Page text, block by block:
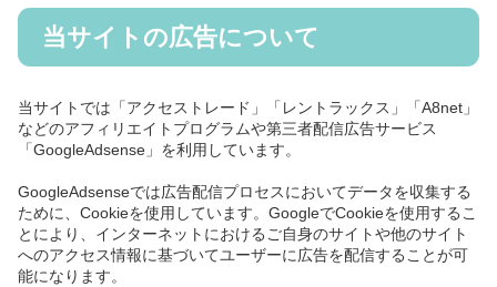
当サイトの広告について
当サイトでは「アクセストレード」「レントラックス」「A8net」
などのアフィリエイトプログラムや第三者配信広告サービス
「GoogleAdsense」を利用しています。
GoogleAdsenseでは広告配信プロセスにおいてデータを収集する
ために、Cookieを使用しています。GoogleでCookieを使用するこ
とにより、インターネットにおけるご自身のサイトや他のサイト
へのアクセス情報に基づいてユーザーに広告を配信することが可
能になります。